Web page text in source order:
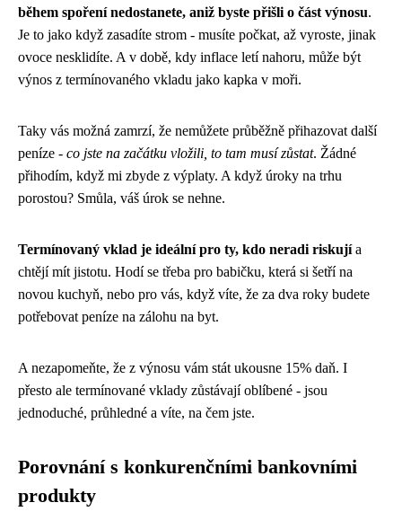
během spoření nedostanete, aniž byste přišli o část výnosu.
Je to jako když zasadíte strom - musíte počkat, až vyroste, jinak
ovoce nesklidíte. A v době, kdy inflace letí nahoru, může být
výnos z termínovaného vkladu jako kapka v moři.
Taky vás možná zamrzí, že nemůžete průběžně přihazovat další
peníze - co jste na začátku vložili, to tam musí zůstat. Žádné
přihodím, když mi zbyde z výplaty. A když úroky na trhu
porostou? Smůla, váš úrok se nehne.
Termínovaný vklad je ideální pro ty, kdo neradi riskujía
chtějí mít jistotu. Hodí se třeba pro babičku, která si šetří na
novou kuchyň, nebo pro vás, když víte, že za dva roky budete
potřebovat peníze na zálohu na byt.
A nezapomeňte, že z výnosu vám stát ukousne 15% daň. I
přesto ale termínované vklady zůstávají oblíbené - jsou
jednoduché, průhledné a víte, na čem jste.
Porovnání s konkurenčními bankovními
produkty